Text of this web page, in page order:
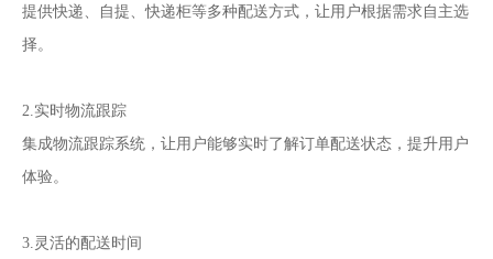
提供快递、自提、快递柜等多种配送方式，让用户根据需求自主选
择。
2.实时物流跟踪
集成物流跟踪系统，让用户能够实时了解订单配送状态，提升用户
体验。
3.灵活的配送时间